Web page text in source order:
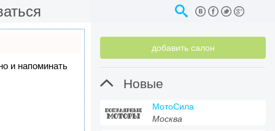
и напоминать
добавить салон
 Новые
МотоСила
Москва